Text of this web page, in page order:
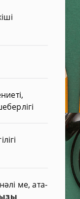
ме, ата-